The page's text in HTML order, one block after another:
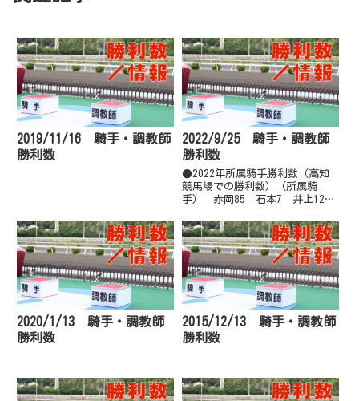
2019/11/16 騎手・調教師
勝利数
2022/9/25 騎手・調教師
勝利数
●2022年所属騎手勝利数（高知
競馬場での勝利数）（所属騎
手） 赤岡85 石本7 井上12
59木村7 倉兼52 郷間54 佐原
28妹尾浩41 多田羅49 塚本47
永森53 西川39 西森10 畑中
24※...
2020/1/13 騎手・調教師
勝利数
2015/12/13 騎手・調教師
勝利数